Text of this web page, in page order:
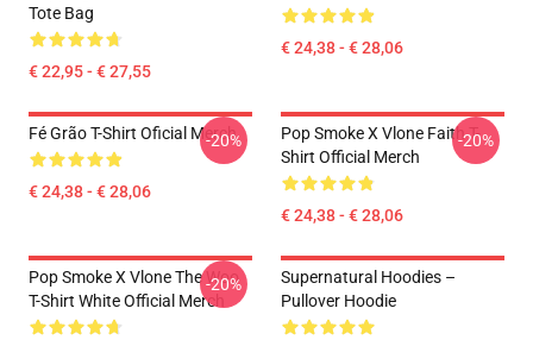
Tote Bag
€ 22,95 - € 27,55
€ 24,38 - € 28,06
Fé Grão T-Shirt Oficial Merch
€ 24,38 - € 28,06
-20%
Pop Smoke X Vlone Faith T-
Shirt Official Merch
€ 24,38 - € 28,06
-20%
Pop Smoke X Vlone The Woo
T-Shirt White Official Merch
-20%
Supernatural Hoodies –
Pullover Hoodie